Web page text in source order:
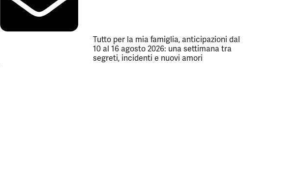
Tutto per la mia famiglia, anticipazioni dal
10 al 16 agosto 2026: una settimana tra
segreti, incidenti e nuovi amori